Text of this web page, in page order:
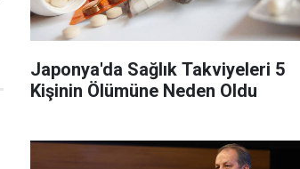
Japonya'da Sağlık Takviyeleri 5
Kişinin Ölümüne Neden Oldu